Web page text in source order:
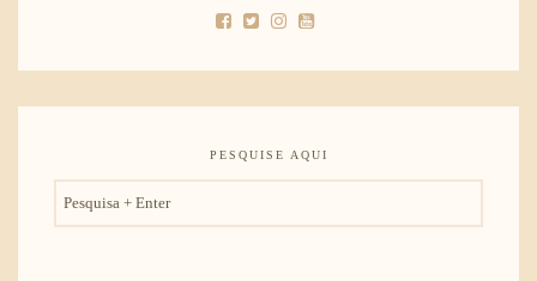
PESQUISE AQUI